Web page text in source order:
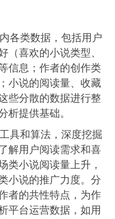
各类数据，包括用户
（喜欢的小说类型、
信息；作者的创作类
小说的阅读量、收藏
些分散的数据进行整
析提供基础。
具和算法，深度挖掘
解用户阅读需求和喜
类小说阅读量上升，
小说的推广力度。分
者的共性特点，为作
平台运营数据，如用